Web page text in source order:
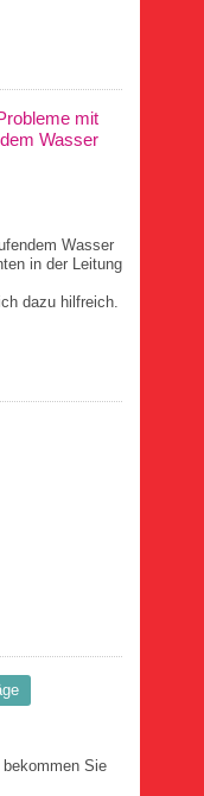
Strategie
mit
Wasser
Wasser
in der Leitung
dazu hilfreich.
langsam
Sie